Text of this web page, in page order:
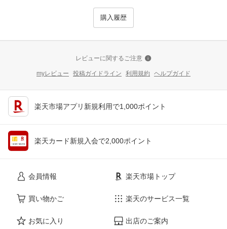
購入履歴
レビューに関するご注意
myレビュー 投稿ガイドライン 利用規約 ヘルプガイド
楽天市場アプリ新規利用で1,000ポイント
楽天カード新規入会で2,000ポイント
会員情報
買い物かご
お気に入り
楽天市場トップ
楽天のサービス一覧
出店のご案内